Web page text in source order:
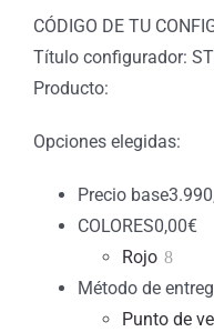
CÓDIGO DE TU
Título configurador:
Producto:
Opciones elegidas:
Precio base
COLORES0,00€
Rojo
Método de
Punto de